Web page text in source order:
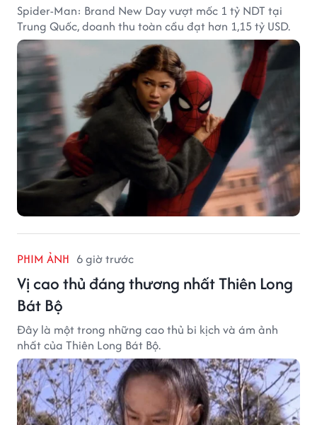
Spider-Man: Brand New Day vượt mốc 1 tỷ NDT tại
Trung Quốc, doanh thu toàn cầu đạt hơn 1,15 tỷ USD.
PHIM ẢNH 6 giờ trước
Vị cao thủ đáng thương nhất Thiên Long
Bát Bộ
Đây là một trong những cao thủ bi kịch và ám ảnh
nhất của Thiên Long Bát Bộ.